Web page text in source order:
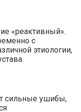
«реактивный».
с
этиологии,
сильные ушибы,